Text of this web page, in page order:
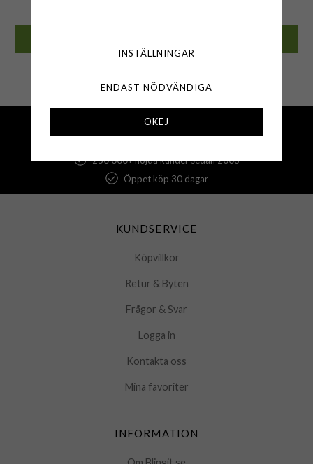
Fri frakt över 500 kr
250 000+ nöjda kunder sedan 2008
Öppet köp 30 dagar
KUNDSERVICE
Köpvillkor
Retur & Byten
Frågor & Svar
Logga in
Kontakta oss
Mina favoriter
INFORMATION
INSTÄLLNINGAR
ENDAST NÖDVÄNDIGA
OKEJ